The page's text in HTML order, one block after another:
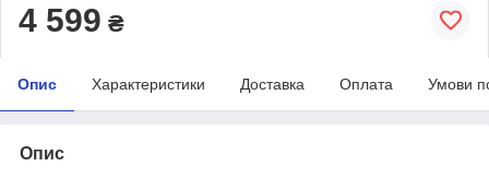
4 599 ₴
Опис Характеристики Доставка Оплата Умови
Опис